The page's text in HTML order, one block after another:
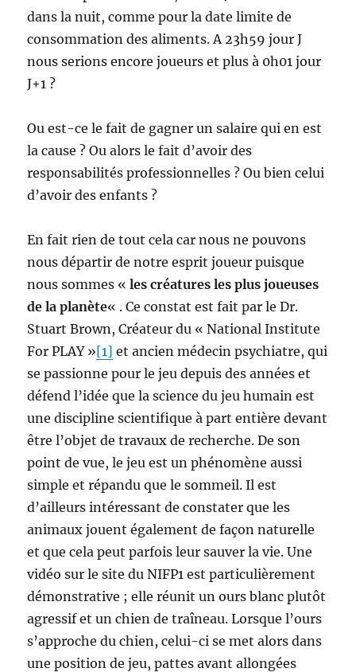
dans la nuit, comme pour la date limite de
consommation des aliments. A 23h59 jour J
nous serions encore joueurs et plus à 0h01 jour
J+1 ?
Ou est-ce le fait de gagner un salaire qui en est
la cause ? Ou alors le fait d’avoir des
responsabilités professionnelles ? Ou bien celui
d’avoir des enfants ?
En fait rien de tout cela car nous ne pouvons
nous départir de notre esprit joueur puisque
nous sommes «les créatures les plus joueuses
de la planète« . Ce constat est fait par le Dr.
Stuart Brown, Créateur du « National Institute
For PLAY »[1] et ancien médecin psychiatre, qui
se passionne pour le jeu depuis des années et
défend l’idée que la science du jeu humain est
une discipline scientifique à part entière devant
être l’objet de travaux de recherche. De son
point de vue, le jeu est un phénomène aussi
simple et répandu que le sommeil. Il est
d’ailleurs intéressant de constater que les
animaux jouent également de façon naturelle
et que cela peut parfois leur sauver la vie. Une
vidéo sur le site du NIFP1 est particulièrement
démonstrative ; elle réunit un ours blanc plutôt
agressif et un chien de traîneau. Lorsque l’ours
s’approche du chien, celui-ci se met alors dans
une position de jeu, pattes avant allongées